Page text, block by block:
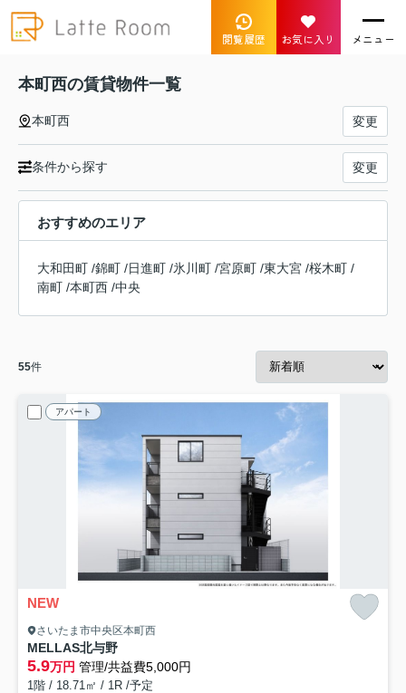
閲覧履歴 お気に入り メニュー
本町西の賃貸物件一覧
本町西 変更
条件から探す 変更
おすすめのエリア
大和田町 /錦町 /日進町 /氷川町 /宮原町 /東大宮 /桜木町 /
南町 /本町西 /中央
55件
アパート
NEW
さいたま市中央区本町西
MELLAS北与野
5.9万円 管理/共益費5,000円
1階 / 18.71㎡ / 1R /予定